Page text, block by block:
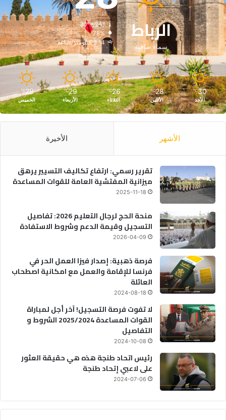
الرباط
سماء صافية
30º - 24º
78%
3.14 كيلومتر/ساعة
30
℃
الأحد
28
℃
الأثنين
26
℃
الثلاثاء
29
℃
الأربعاء
28
℃
الخميس
الأشهر الأخيرة
تقرير رسمي: ارتفاع تكاليف التسيير يرهق
ميزانية المفتشية العامة للقوات المساعدة
2025-11-18
منحة الحج لرجال التعليم 2026: تفاصيل
التسجيل وقيمة الدعم وشروط الاستفادة
2026-04-09
فرصة ذهبية: إصدار فيزا العمل الحر في
فرنسا للإقامة والعمل مع امكانية اصطحاب
العائلة
2024-08-18
لا تفوت فرصة التسجيل! آخر أجل لمباراة
القوات المساعدة 2025/2024 الشروط و
التفاصيل
2024-10-08
رئيس اتحاد طنجة هذه هي حقيقة العثور
على لاعبي إتحاد طنجة
2024-07-06